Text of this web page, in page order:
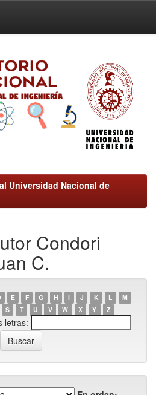
Universidad Nacional de
Condori
C.
E F G H I J K L
M
S T U V W X Y Z
letras: